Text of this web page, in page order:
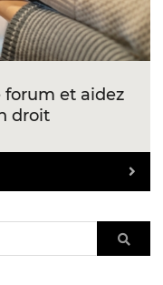
et aidez
droit